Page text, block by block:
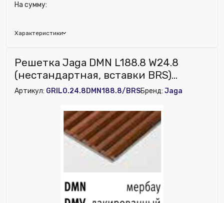
Характеристики
На сумму:
Глубина (мм):210
Ширина (мм):
5430
Высота (мм):
50
Решетка Jaga DMN L188.8 W24.8
(нестандартная, вставки BRS)
(Арт.:GRIL0.24.8DMN188.8/BRS)
Артикул: GRIL0.24.8DMN188.8/BRSБренд: Jaga